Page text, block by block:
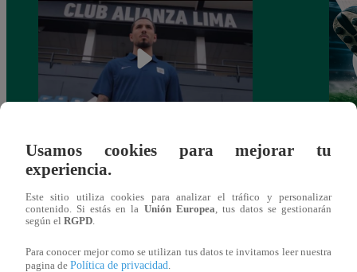
Alianza Lima: así anunció a Sergio Peña
como nuevo fichaje para el Torneo
Usamos cookies para mejorar tu
experiencia.
Este sitio utiliza cookies para analizar el tráfico y personalizar
contenido. Si estás en la Unión Europea, tus datos se gestionarán
según el RGPD.
Para conocer mejor como se utilizan tus datos te invitamos leer nuestra
pagina de Política de privacidad.